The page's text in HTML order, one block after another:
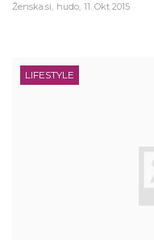
Ženska.si hudo 11. Okt 2015
LIFESTYLE